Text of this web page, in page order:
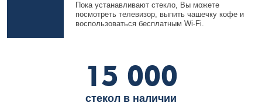
Пока устанавливают стекло, Вы можете
посмотреть телевизор, выпить чашечку кофе и
воспользоваться бесплатным Wi-Fi.
15 000
стекол в наличии